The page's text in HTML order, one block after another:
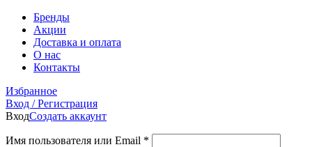
Бренды
Акции
Доставка и оплата
О нас
Контакты
Избранное
Вход / Регистрация
ВходСоздать аккаунт
Имя пользователя или Email *